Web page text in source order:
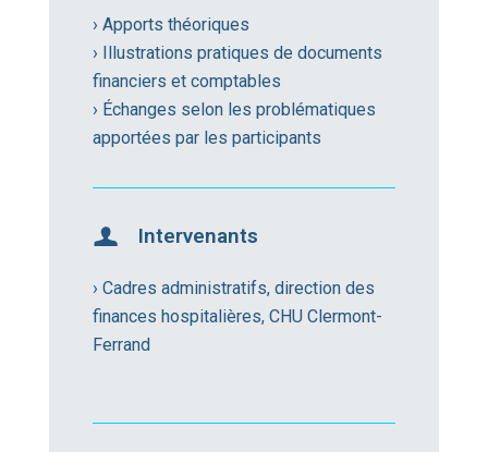
› Apports théoriques
› Illustrations pratiques de documents
financiers et comptables
› Échanges selon les problématiques
apportées par les participants
Intervenants
› Cadres administratifs, direction des
finances hospitalières, CHU Clermont-
Ferrand